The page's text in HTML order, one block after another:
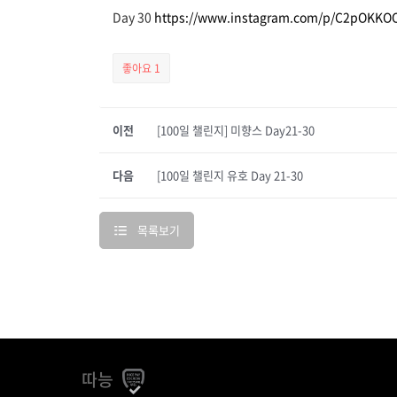
Day 30 https://www.instagram.com/p/
좋아요 1
이전 [100일 챌린지] 미향스 Day21-30
[100일 챌린지 유호 Day 21-30
다음
목록보기
따능